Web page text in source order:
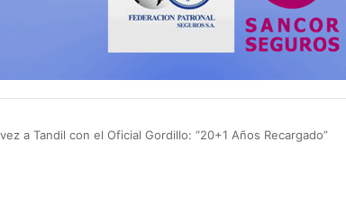
a Tandil con el Oficial Gordillo: “20+1 Años Recargado”